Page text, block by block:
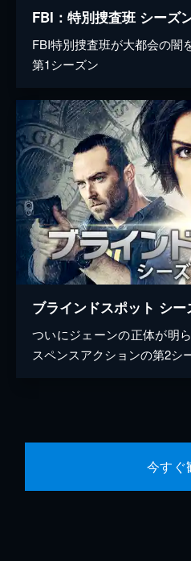
FBI：特別捜査班 シーズ
FBI特別捜査班が大都会の闇
第1シーズン
ブラインドスポット シー
ついにジェーンの正体が明
スペンスアクションの第2シ
今すぐ